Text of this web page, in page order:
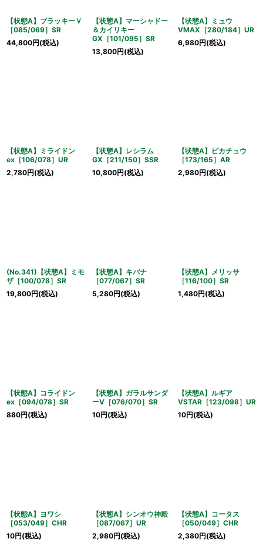
【状態A】ブラッキーＶ
［085/069］SR
44,800円(税込)
【状態A】マーシャドー
＆カイリキー
GX［101/095］SR
13,800円(税込)
【状態A】ミュウ
VMAX［280/184］UR
6,980円(税込)
【状態A】ミライドン
ex［106/078］UR
2,780円(税込)
【状態A】レシラム
GX［211/150］SSR
10,800円(税込)
【状態A】ピカチュウ
［173/165］AR
2,980円(税込)
(No.341)【状態A】ミモ
ザ［100/078］SR
19,800円(税込)
【状態A】キバナ
［077/067］SR
5,280円(税込)
【状態A】メリッサ
［116/100］SR
1,480円(税込)
【状態A】コライドン
ex［094/078］SR
880円(税込)
【状態A】ガラルサンダ
ーV［076/070］SR
10円(税込)
【状態A】ルギア
VSTAR［123/098］UR
10円(税込)
【状態A】ヨワシ
［053/049］CHR
10円(税込)
【状態A】シンオウ神殿
［087/067］UR
2,980円(税込)
【状態A】コータス
［050/049］CHR
2,380円(税込)